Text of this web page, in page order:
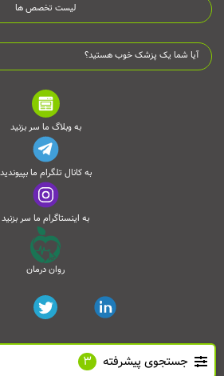
جستجوی پیشرفته 3
لیست تخصص ها
آیا شما یک پزشک خوب هستید؟
به وبلاگ ما سر بزنید
به کانال تلگرام ما بپیوندید
به اینستاگرام ما سر بزنید
روان درمان
تمامی حقوق این وب‌سایت محفوظ است و انتشار مطالب آن با